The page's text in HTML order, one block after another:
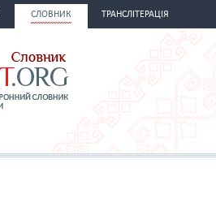
СЛОВНИК ТРАНСЛІТЕРАЦІЯ